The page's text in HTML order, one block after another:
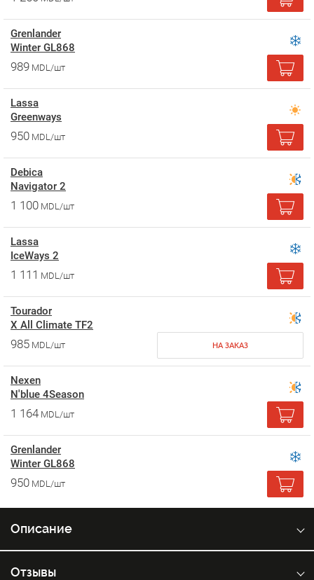
Grenlander
Winter GL868
989 MDL/шт
Lassa
Greenways
950 MDL/шт
Debica
Navigator 2
1 100 MDL/шт
Lassa
IceWays 2
1 111 MDL/шт
Tourador
X All Climate TF2
985 MDL/шт НА ЗАКАЗ
Nexen
N'blue 4Season
1 164 MDL/шт
Grenlander
Winter GL868
950 MDL/шт
Описание
Отзывы